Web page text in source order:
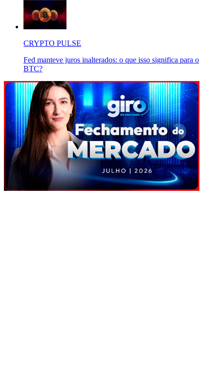
CRYPTO PULSE
Fed manteve juros inalterados: o que isso significa para o
BTC?